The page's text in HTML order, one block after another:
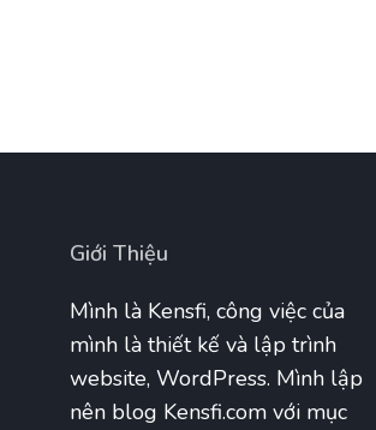
Giới Thiệu
Mình là Kensfi, công việc của
mình là thiết kế và lập trình
website, WordPress. Mình lập
nên blog Kensfi.com với mục